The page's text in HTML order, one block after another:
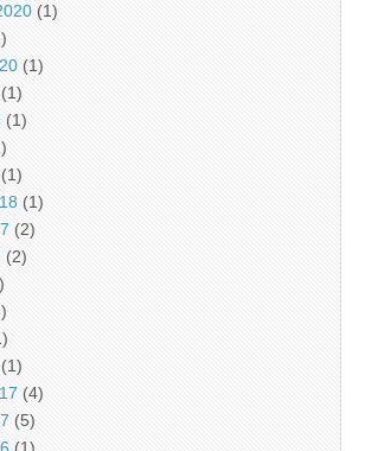
(1)
(1)
(1)
(1)
(1)
(1)
(2)
(2)
(1)
(4)
(5)